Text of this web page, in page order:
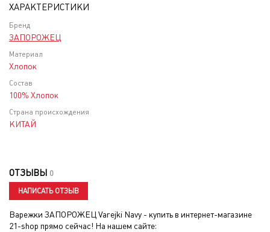
ХАРАКТЕРИСТИКИ
Бренд
ЗАПОРОЖЕЦ
Материал
Хлопок
Состав
100% Хлопок
Страна происхождения
КИТАЙ
ОТЗЫВЫ 0
НАПИСАТЬ ОТЗЫВ
Варежки ЗАПОРОЖЕЦ Varejki Navy - купить в интернет-магазине
21-shop прямо сейчас! На нашем сайте: